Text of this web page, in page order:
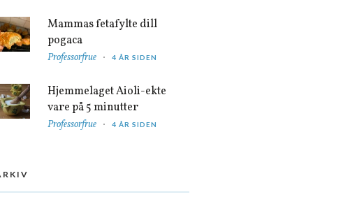
Mammas fetafylte dill
pogaca
Professorfrue 4 ÅR SIDEN
Hjemmelaget Aioli-ekte
vare på 5 minutter
Professorfrue 4 ÅR SIDEN